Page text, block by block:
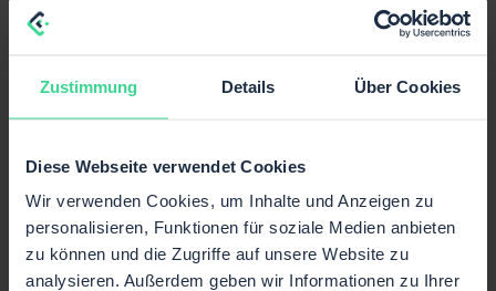
Zustimmung Details Über Cookies
Diese Webseite verwendet Cookies
Wir verwenden Cookies, um Inhalte und Anzeigen zu
personalisieren, Funktionen für soziale Medien anbieten
zu können und die Zugriffe auf unsere Website zu
analysieren. Außerdem geben wir Informationen zu Ihrer
Geplante Wartungsarbeiten dürfen nach
Notfallwartungen dürfen jederzeit erfolgen, soweit dies
§ 21 Produktweiterentwicklung
COM.Create ist berechtigt, Produkte fortlaufend
weiterzuentwickeln, Funktionen zu ergänzen, zu ändern
oder einzustellen, sofern dadurch der vertragsgemäße
Hauptzweck nicht wesentlich beeinträchtigt wird.